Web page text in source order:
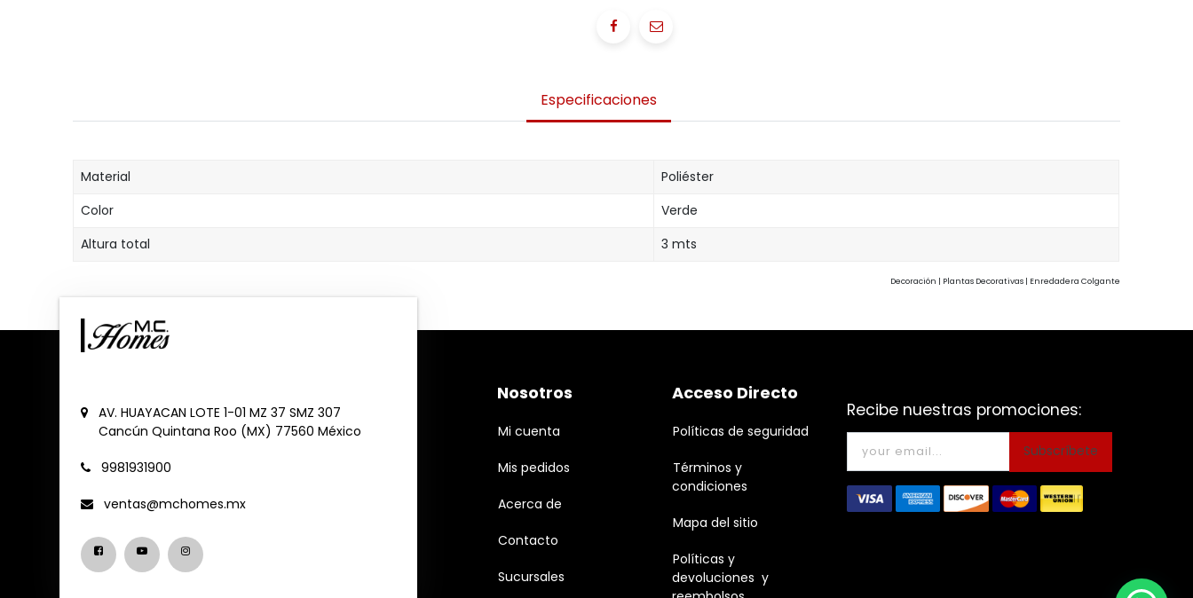
Especificaciones
Material
Poliéster
Color
Verde
Altura total
3 mts
Decoración | Plantas Decorativas | Enredadera Colgante
AV. HUAYACAN LOTE 1-01 MZ 37 SMZ 307
Cancún Quintana Roo (MX) 77560 México
9981931900
ventas@mchomes.mx
Nosotros
Mi cuenta
Mis pedidos
Acerca de
Contacto
Sucursales
Acceso Directo
Políticas de seguridad
Términos y
condiciones
Mapa del sitio
Políticas y
devoluciones y
Recibe nuestras promociones:
Subscríbete